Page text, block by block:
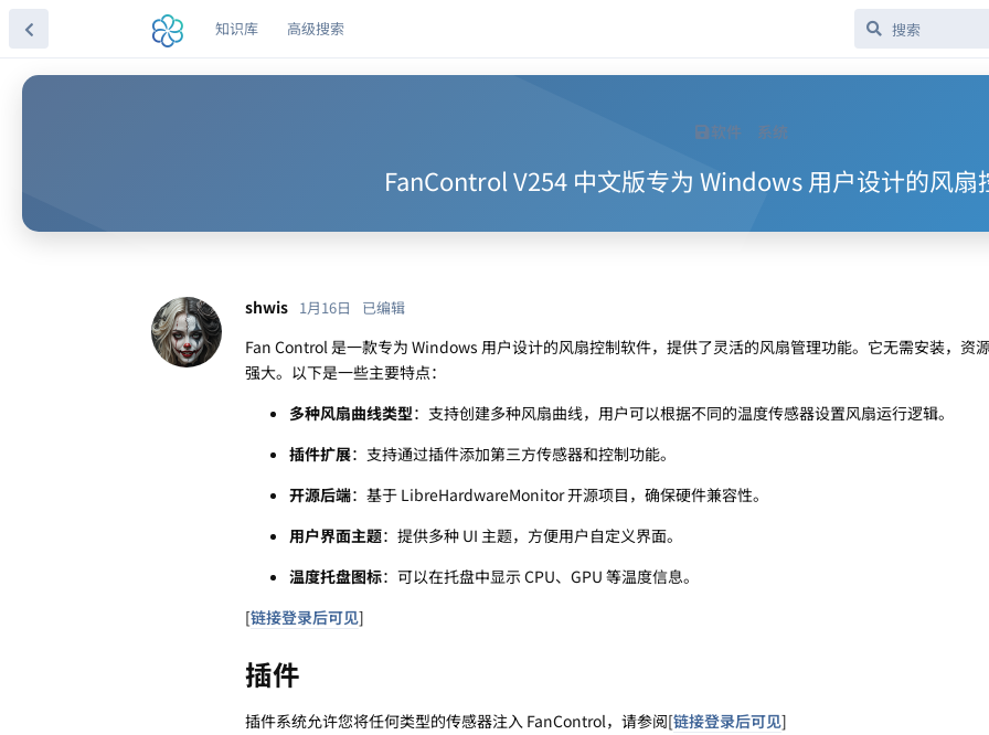
知识库 高级搜索
软件 系统
FanControl V254 中文版专为 Windows 用户设计的风扇
shwis 1月16日 已编辑
Fan Control 是一款专为 Windows 用户设计的风扇控制软件，提供了灵活的风扇管理功能。它无需安装，资
强大。以下是一些主要特点：
多种风扇曲线类型：支持创建多种风扇曲线，用户可以根据不同的温度传感器设置风扇运行逻辑。
插件扩展：支持通过插件添加第三方传感器和控制功能。
开源后端：基于 LibreHardwareMonitor 开源项目，确保硬件兼容性。
用户界面主题：提供多种 UI 主题，方便用户自定义界面。
温度托盘图标：可以在托盘中显示 CPU、GPU 等温度信息。
[链接登录后可见]
插件
插件系统允许您将任何类型的传感器注入 FanControl，请参阅[链接登录后可见]